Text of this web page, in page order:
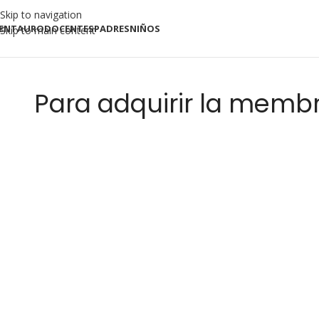
Skip to navigation
Skip to main content
DOCENTESPADRESNIÑOS
Para adquirir la